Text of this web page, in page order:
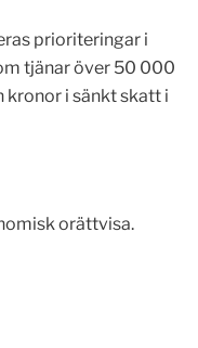
prioriteringar i
tjänar över 50 000
kronor i sänkt skatt i
orättvisa.